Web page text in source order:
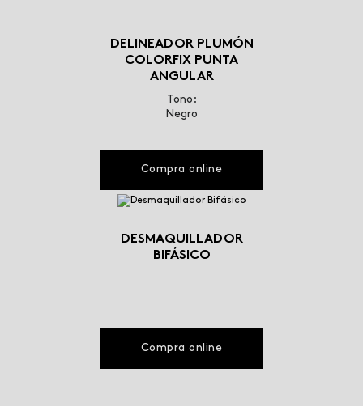
DELINEADOR PLUMÓN
COLORFIX PUNTA
ANGULAR
Tono:
Negro
Compra online
DESMAQUILLADOR
BIFÁSICO
Compra online